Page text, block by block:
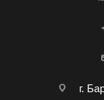
г.